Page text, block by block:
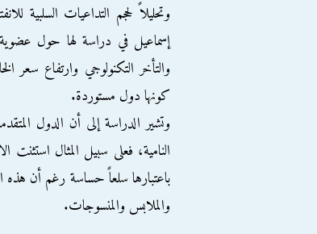
وتحليلاً لحجم التداعيات السلبية
إسماعيل في دراسة لها حول عضوية
والتأخر التكنولوجي وارتفاع
كونها دول مستوردة.
وتشير الدراسة إلى أن الدول
باعتبارها سلعاً حساسة رغم أن هذه
والملابس والمنسوجات.